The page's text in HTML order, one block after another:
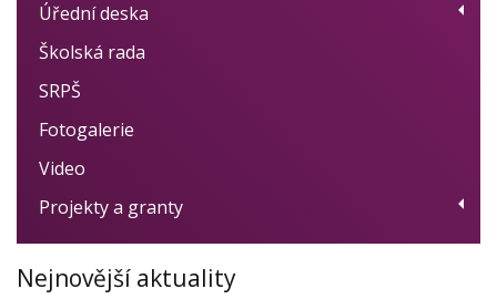
Úřední deska
Úřední deska
Školní vzdělávací program
Školní řád
Výroční zprávy
Vlastní hodnocení
Zprávy ČŠI
Rozpočet / Audity
Školská rada
SRPŠ
Fotogalerie
Video
Projekty a granty
Dotační program Digitalizace
Ovoce, zelenina a mléko do škol
Nejnovější aktuality